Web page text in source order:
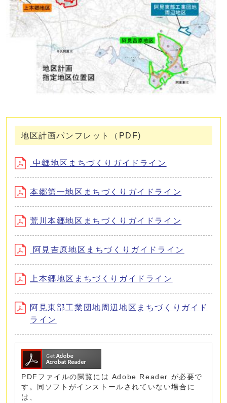
地区計画パンフレット（PDF)
中郷地区まちづくりガイドライン
本郷第一地区まちづくりガイドライン
荒川本郷地区まちづくりガイドライン
阿見吉原地区まちづくりガイドライン
上本郷地区まちづくりガイドライン
阿見東部工業団地周辺地区まちづくりガイド
ライン
PDFファイルの閲覧には Adobe Reader が必要で
す。同ソフトがインストールされていない場合に
は、